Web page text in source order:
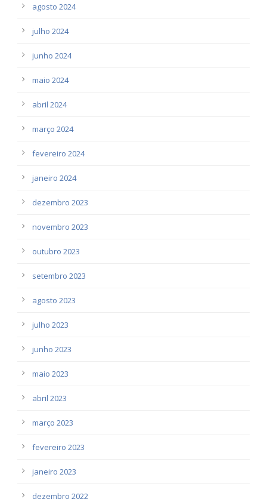
agosto 2024
julho 2024
junho 2024
maio 2024
abril 2024
março 2024
fevereiro 2024
janeiro 2024
dezembro 2023
novembro 2023
outubro 2023
setembro 2023
agosto 2023
julho 2023
junho 2023
maio 2023
abril 2023
março 2023
fevereiro 2023
janeiro 2023
dezembro 2022